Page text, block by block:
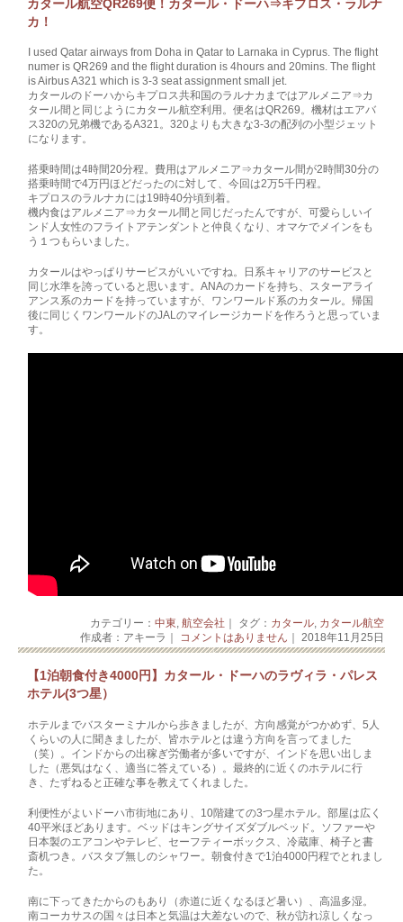
カタール航空QR269便！カタール・ドーハ⇒キプロス・ラルナ
カ！
I used Qatar airways from Doha in Qatar to Larnaka in Cyprus. The flight
numer is QR269 and the flight duration is 4hours and 20mins. The flight
is Airbus A321 which is 3-3 seat assignment small jet.
カタールのドーハからキプロス共和国のラルナカまではアルメニア⇒カ
タール間と同じようにカタール航空利用。便名はQR269。機材はエアバ
ス320の兄弟機であるA321。320よりも大きな3-3の配列の小型ジェット
になります。
搭乗時間は4時間20分程。費用はアルメニア⇒カタール間が2時間30分の
搭乗時間で4万円ほどだったのに対して、今回は2万5千円程。
キプロスのラルナカには19時40分頃到着。
機内食はアルメニア⇒カタール間と同じだったんですが、可愛らしいイ
ンド人女性のフライトアテンダントと仲良くなり、オマケでメインをも
う１つもらいました。
カタールはやっぱりサービスがいいですね。日系キャリアのサービスと
同じ水準を誇っていると思います。ANAのカードを持ち、スターアライ
アンス系のカードを持っていますが、ワンワールド系のカタール。帰国
後に同じくワンワールドのJALのマイレージカードを作ろうと思っていま
す。
カテゴリー： 中東, 航空会社 ｜ タグ： カタール, カタール航空
作成者：アキーラ｜ コメントはありません ｜ 2018年11月25日
【1泊朝食付き4000円】カタール・ドーハのラヴィラ・パレス
ホテル(3つ星）
ホテルまでバスターミナルから歩きましたが、方向感覚がつかめず、5人
くらいの人に聞きましたが、皆ホテルとは違う方向を言ってました
（笑）。インドからの出稼ぎ労働者が多いですが、インドを思い出しま
した（悪気はなく、適当に答えている）。最終的に近くのホテルに行
き、たずねると正確な事を教えてくれました。
利便性がよいドーハ市街地にあり、10階建ての3つ星ホテル。部屋は広く
40平米ほどあります。ベッドはキングサイズダブルベッド。ソファーや
日本製のエアコンやテレビ、セーフティーボックス、冷蔵庫、椅子と書
斎机つき。バスタブ無しのシャワー。朝食付きで1泊4000円程でとれまし
た。
南に下ってきたからのもあり（赤道に近くなるほど暑い）、高温多湿。
南コーカサスの国々は日本と気温は大差ないので、秋が訪れ涼しくなっ